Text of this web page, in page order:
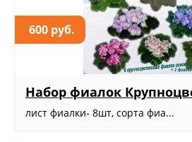
600 руб.
Набор фиалок
лист фиалки- 8шт, сорта фиа...